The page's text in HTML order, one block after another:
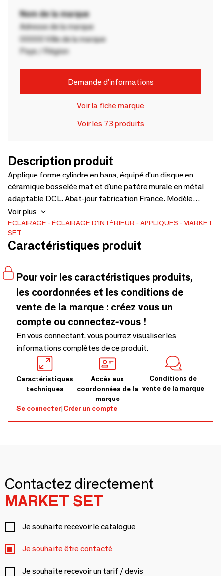
Nom de la marque
Adresse de la marque
00000 Ville de la marque
Pays / Région
Demande d'informations
Voir la fiche marque
Voir les 73 produits
Description produit
Applique forme cylindre en bana, équipé d'un disque en
céramique bosselée mat et d'une patère murale en métal
adaptable DCL. Abat-jour fabrication France. Modèle
dessiné en France et déposé.
Voir plus
ECLAIRAGE ÉCLAIRAGE D'INTÉRIEUR APPLIQUES
MARKET
SET
Caractéristiques produit
Pour voir les caractéristiques produits,
les coordonnées et les conditions de
vente de la marque : créez vous un
compte ou connectez-vous !
En vous connectant, vous pourrez visualiser les
informations complètes de ce produit.
Caractéristiques
techniques
Accès aux
coordonnées de la
marque
Conditions de
vente de la marque
Se connecter|Créer un compte
Contactez directement
MARKET SET
Je souhaite recevoir le catalogue
Je souhaite être contacté
Je souhaite recevoir un tarif / devis